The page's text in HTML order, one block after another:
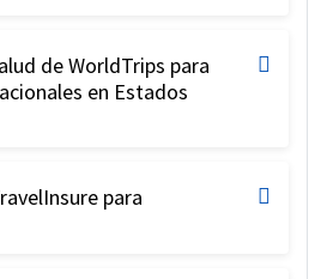
Group para
en los EE.
de seguro médico para
gastos médicos
de WorldTrips para
en Estados
en Estados
para